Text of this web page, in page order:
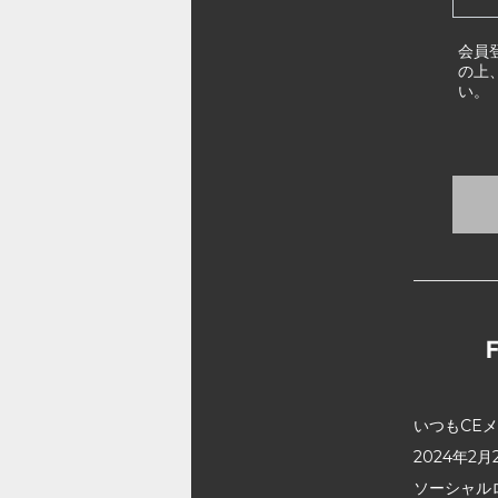
会員
の上
い。
いつもCE
2024年2月
ソーシャ